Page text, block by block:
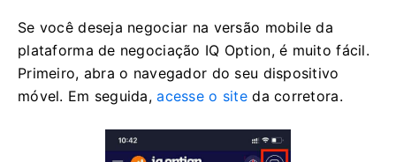
Se você deseja negociar na versão mobile da
plataforma de negociação IQ Option, é muito fácil.
Primeiro, abra o navegador do seu dispositivo
móvel. Em seguida,acesse o siteda corretora.